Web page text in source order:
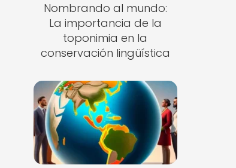
Nombrando al mundo:
La importancia de la
toponimia en la
conservación lingüística